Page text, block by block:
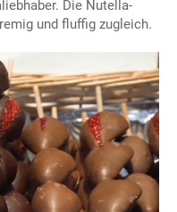
Die Nutella-
und fluffig zugleich.